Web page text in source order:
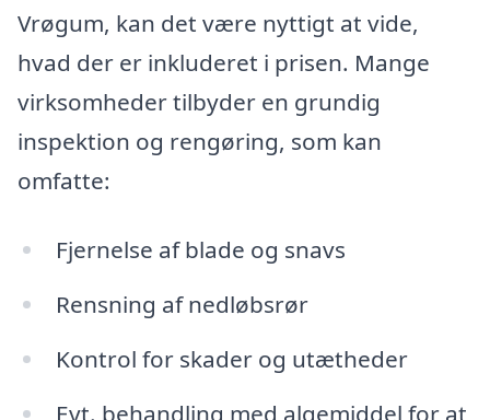
Vrøgum, kan det være nyttigt at vide,
hvad der er inkluderet i prisen. Mange
virksomheder tilbyder en grundig
inspektion og rengøring, som kan
omfatte:
Fjernelse af blade og snavs
Rensning af nedløbsrør
Kontrol for skader og utætheder
Evt. behandling med algemiddel for at